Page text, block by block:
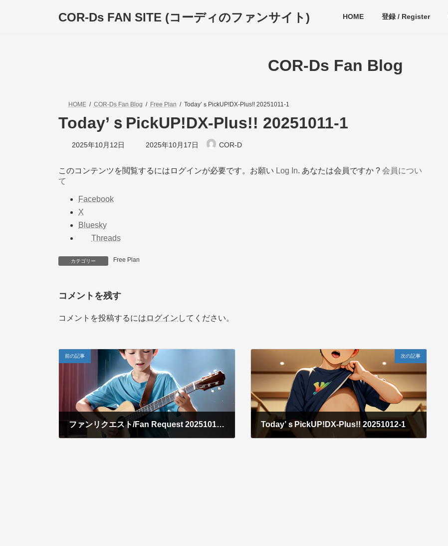
COR-Ds FAN SITE (コーディのファンサイト) HOME 登録 / Register
COR-Ds Fan Blog
HOME COR-Ds Fan Blog Free Plan Today’ｓPickUP!DX-Plus!! 20251011-1
Today’ｓPickUP!DX-Plus!! 20251011-1
2025年10月12日
最
終
新
日
2025年10月17日 COR-D
このコンテンツを閲覧するにはログインが必要です。お願い Log In. あなたは会員ですか ? 会員につい
て
Facebook
X
Bluesky
Threads
カテゴリー Free Plan
コメントを残す
コメントを投稿するには ログイン してください。
前の記事
ファンリクエスト/Fan Request 20251010-2
次の記事
Today’ｓPickUP!DX-Plus!! 20251012-1